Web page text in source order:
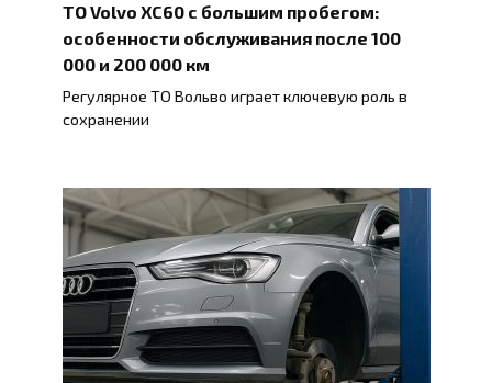
ТО Volvo XC60 с большим пробегом:
особенности обслуживания после 100
000 и 200 000 км
Регулярное ТО Вольво играет ключевую роль в
сохранении